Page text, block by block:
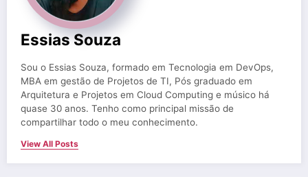
Essias Souza
Sou o Essias Souza, formado em Tecnologia em DevOps,
MBA em gestão de Projetos de TI, Pós graduado em
Arquitetura e Projetos em Cloud Computing e músico há
quase 30 anos. Tenho como principal missão de
compartilhar todo o meu conhecimento.
View All Posts